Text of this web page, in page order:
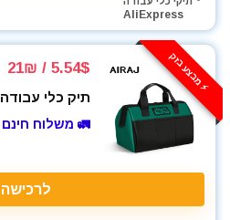
חומרי הדבקה ואיטום
טרימר / ראוטר
כלי אינסטלציה
כלי גינון
כלי מדידה
כלים ידניים
כרסומים לטרימר / ראוטר
להבים ומתכלים
AliExpress
⚡️ מבצע בזק 5.54$ / 21₪
תיק כלי עבודה AIRAJ 13 INCH
🚛 משלוח חינם
לרכישה